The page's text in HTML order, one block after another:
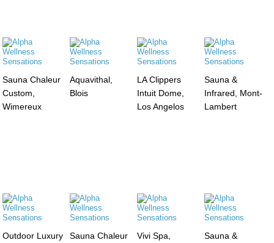
Sauna Chaleur
Custom,
Wimereux
Aquavithal,
Blois
LA Clippers
Intuit Dome,
Los Angelos
Sauna &
Infrared, Mont-
Lambert
Outdoor Luxury
Sauna Chaleur
Vivi Spa,
Sauna &